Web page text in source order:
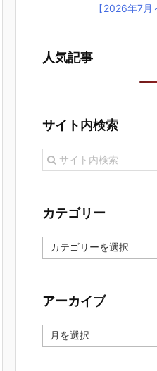
【2026年7
人気記事
サイト内検索
カテゴリー
カ
テ
ー
アーカイブ
ー